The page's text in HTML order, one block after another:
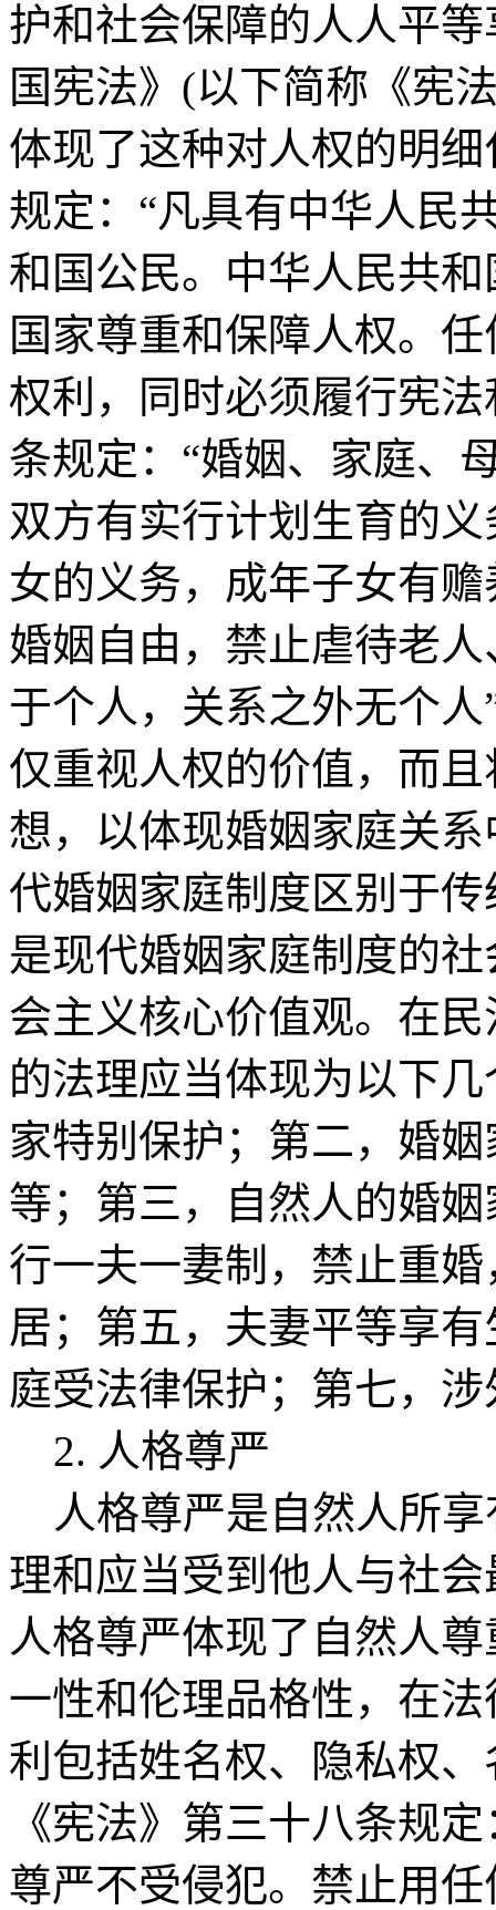
护和社会保障的人人平
国宪法》(以下简称《宪
体现了这种对人权的明
规定：“凡具有中华人民
和国公民。中华人民共
国家尊重和保障人权。
权利，同时必须履行宪
条规定：“婚姻、家庭、
双方有实行计划生育的
女的义务，成年子女有
婚姻自由，禁止虐待老
于个人，关系之外无个
仅重视人权的价值，而
想，以体现婚姻家庭关
代婚姻家庭制度区别于
是现代婚姻家庭制度的
会主义核心价值观。在
的法理应当体现为以下
家特别保护；第二，婚
等；第三，自然人的婚
行一夫一妻制，禁止重
居；第五，夫妻平等享
庭受法律保护；第七，
2. 人格尊严
人格尊严是自然人所享
理和应当受到他人与社
人格尊严体现了自然人
一性和伦理品格性，在
利包括姓名权、隐私权
《宪法》第三十八条规
尊严不受侵犯。禁止用